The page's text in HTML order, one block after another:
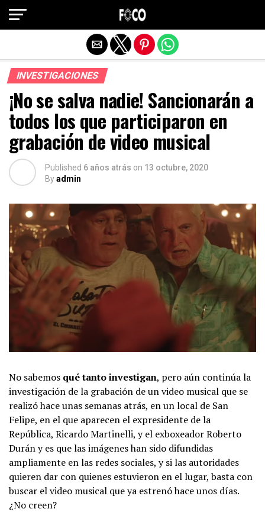
INVESTIGACIONES
¡No se salva nadie! Sancionarán a
todos los que participaron en
grabación de video musical
Published 6 años atrás on 13 octubre, 2020
Byadmin
No sabemos qué tanto investigan, pero aún continúa la
investigación de la grabación de un video musical que se
realizó hace unas semanas atrás, en un local de San
Felipe, en el que aparecen el expresidente de la
República, Ricardo Martinelli, y el exboxeador Roberto
Durán y es que las imágenes han sido difundidas
ampliamente en las redes sociales, y si las autoridades
quieren dar con quienes estuvieron en el lugar, basta con
buscar el video musical que ya estrenó hace unos días.
¿No creen?
Salir de la versión móvil